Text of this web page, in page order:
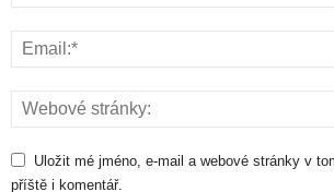
Uložit mé jméno, e-mail a webové stránky v
příště i komentář.